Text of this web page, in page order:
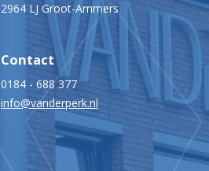
2964 LJ Groot-Ammers
Contact
0184 - 688 377
info@vanderperk.nl